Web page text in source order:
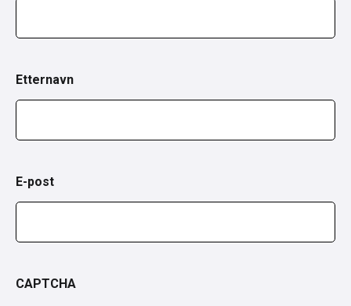
Etternavn
E-post
CAPTCHA